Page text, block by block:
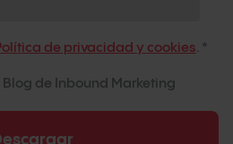
de privacidad y cookies *
de Inbound Marketing